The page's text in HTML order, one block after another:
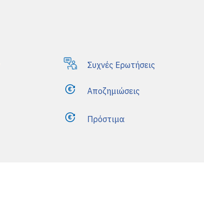
Συχνές Ερωτήσεις
Αποζημιώσεις
Πρόστιμα